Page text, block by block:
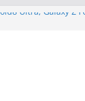
Ultra, Galaxy Z